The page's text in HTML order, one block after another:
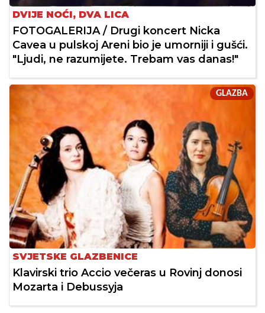
DVIJE NOĆI, DVA LICA
FOTOGALERIJA / Drugi koncert Nicka
Cavea u pulskoj Areni bio je umorniji i gušći.
"Ljudi, ne razumijete. Trebam vas danas!"
GLAZBA
SVJETSKE GLAZBENICE
Klavirski trio Accio večeras u Rovinj donosi
Mozarta i Debussyja